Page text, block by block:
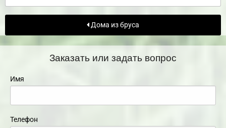
Дома из бруса
Заказать или задать вопрос
Имя
Телефон